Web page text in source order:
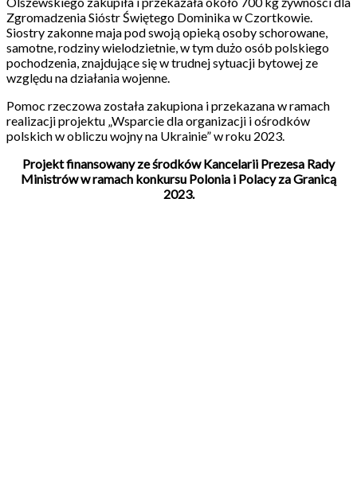
Zgromadzenia Sióstr Świętego Dominika w Czortkowie.
Siostry zakonne maja pod swoją opieką osoby schorowane,
samotne, rodziny wielodzietnie, w tym dużo osób polskiego
pochodzenia, znajdujące się w trudnej sytuacji bytowej ze
względu na działania wojenne.
Pomoc rzeczowa została zakupiona i przekazana w ramach
realizacji projektu „Wsparcie dla organizacji i ośrodków
polskich w obliczu wojny na Ukrainie” w roku 2023.
Projekt finansowany ze środków Kancelarii Prezesa Rady
Ministrów w ramach konkursu Polonia i Polacy za Granicą
2023.